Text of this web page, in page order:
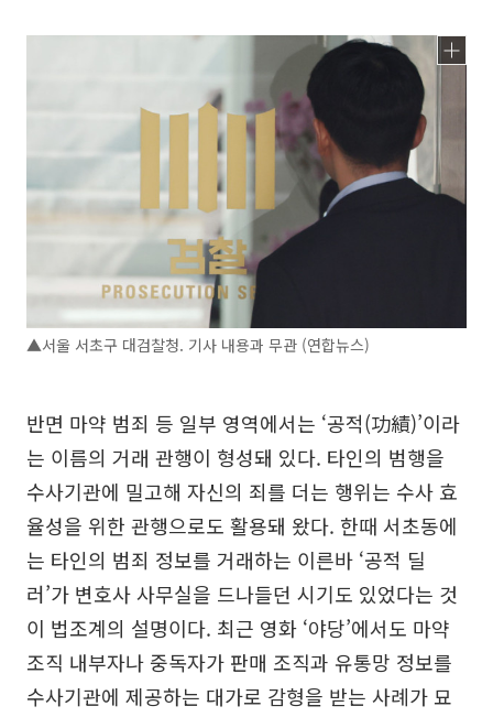
▲서울 서초구 대검찰청. 기사 내용과 무관 (연합뉴스)
반면 마약 범죄 등 일부 영역에서는 ‘공적(功績)’이라
는 이름의 거래 관행이 형성돼 있다. 타인의 범행을
수사기관에 밀고해 자신의 죄를 더는 행위는 수사 효
율성을 위한 관행으로도 활용돼 왔다. 한때 서초동에
는 타인의 범죄 정보를 거래하는 이른바 ‘공적 딜
러’가 변호사 사무실을 드나들던 시기도 있었다는 것
이 법조계의 설명이다. 최근 영화 ‘야당’에서도 마약
조직 내부자나 중독자가 판매 조직과 유통망 정보를
수사기관에 제공하는 대가로 감형을 받는 사례가 묘